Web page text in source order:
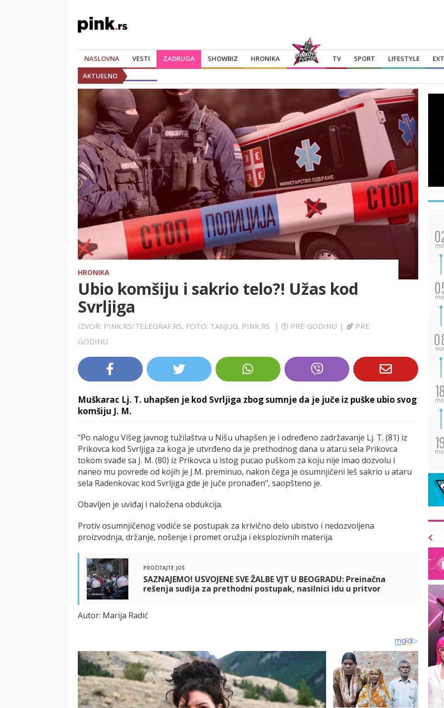
NASLOVNA VESTI ZADRUGA SHOWBIZ HRONIKA TV SPORT LIFESTYLE
AKTUELNO
HRONIKA
Ubio komšiju i sakrio telo?! Užas kod
Svrljiga
IZVOR: PINK.RS/TELEGRAF.RS, FOTO: TANJUG, PINK.RS | PRE GODINU |
PRE
GODINU
Muškarac Lj. T. uhapšen je kod Svrljiga zbog sumnje da je juče iz puške ubio svog
komšiju J. M.
"Po nalogu Višeg javnog tužilaštva u Nišu uhapšen je i određeno zadržavanje Lj. T. (81) iz
Prikovca kod Svrljiga za koga je utvrđeno da je prethodnog dana u ataru sela Prikovca
tokom svađe sa J. M. (80) iz Prikovca u istog pucao puškom za koju nije imao dozvolu i
naneo mu povrede od kojih je J.M. preminuo, nakon čega je osumnjičeni leš sakrio u ataru
sela Radenkovac kod Svrljiga gde je juče pronađen", saopšteno je.
Obavljen je uviđaj i naložena obdukcija.
Protiv osumnjičenog vodiće se postupak za krivično delo ubistvo i nedozvoljena
proizvodnja, držanje, nošenje i promet oružja i eksplozivnih materija.
pročitajte još
SAZNAJEMO! USVOJENE SVE ŽALBE VJT U BEOGRADU: Preinačna
rešenja sudija za prethodni postupak, nasilnici idu u pritvor
Autor: Marija Radić
18
19